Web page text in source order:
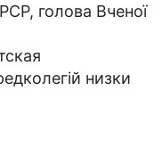
голова Вченої
низки